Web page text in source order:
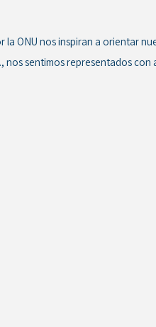
ONU nos inspiran a orientar
nos sentimos representados